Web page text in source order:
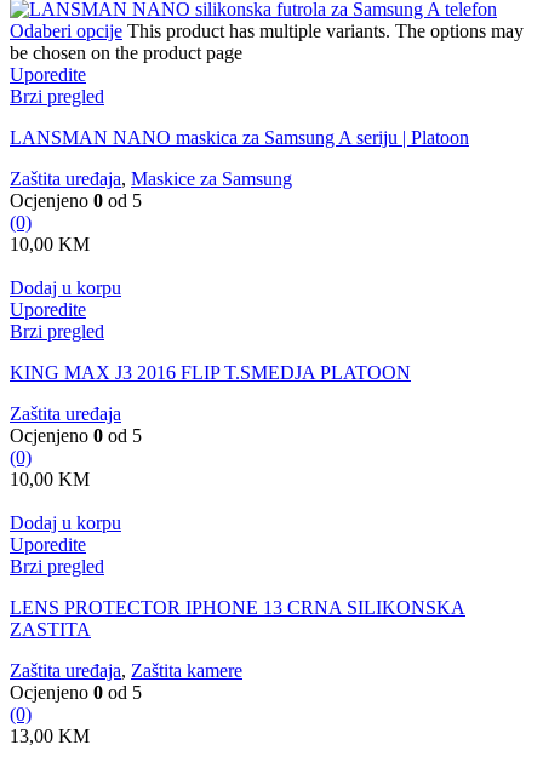
Odaberi opcije This product has multiple variants. The options may
be chosen on the product page
Uporedite
Brzi pregled
LANSMAN NANO maskica za Samsung A seriju | Platoon
Zaštita uređaja, Maskice za Samsung
Ocjenjeno 0 od 5
(0)
10,00 KM
Dodaj u korpu
Uporedite
Brzi pregled
KING MAX J3 2016 FLIP T.SMEDJA PLATOON
Zaštita uređaja
Ocjenjeno 0 od 5
(0)
10,00 KM
Dodaj u korpu
Uporedite
Brzi pregled
LENS PROTECTOR IPHONE 13 CRNA SILIKONSKA
ZASTITA
Zaštita uređaja, Zaštita kamere
Ocjenjeno 0 od 5
(0)
13,00 KM